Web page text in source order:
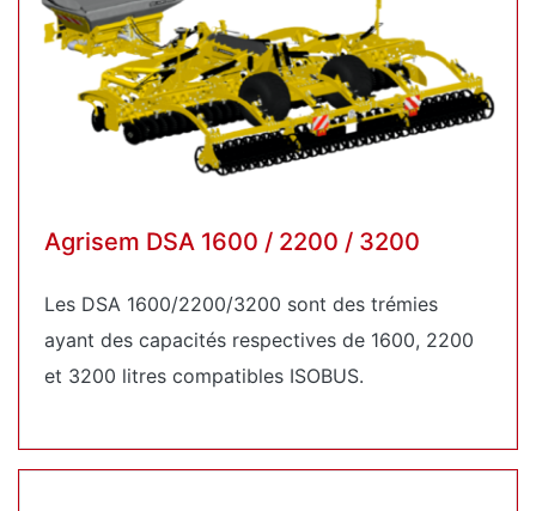
Agrisem DSA 1600 / 2200 / 3200
Les DSA 1600/2200/3200 sont des trémies
ayant des capacités respectives de 1600, 2200
et 3200 litres compatibles ISOBUS.